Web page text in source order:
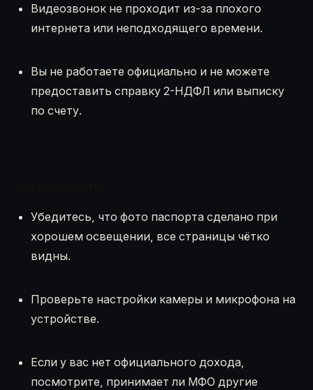
Видеозвонок не проходит из-за плохого
интернета или неподходящего времени.
Вы не работаете официально и не можете
предоставить справку 2-НДФЛ или выписку
по счету.
Убедитесь, что фото паспорта сделано при
хорошем освещении, все страницы чётко
видны.
Проверьте настройки камеры и микрофона на
устройстве.
Если у вас нет официального дохода,
посмотрите, принимает ли МФО другие